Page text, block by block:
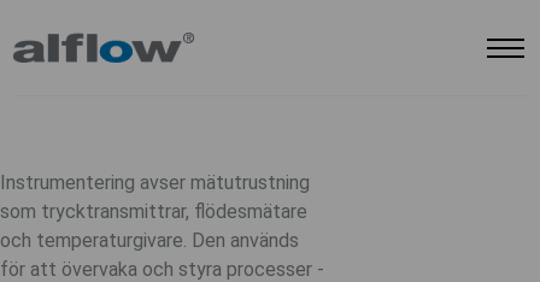
Instrumentering avser mätutrustning
som trycktransmittrar, flödesmätare
och temperaturgivare. Den används
för att övervaka och styra processer -